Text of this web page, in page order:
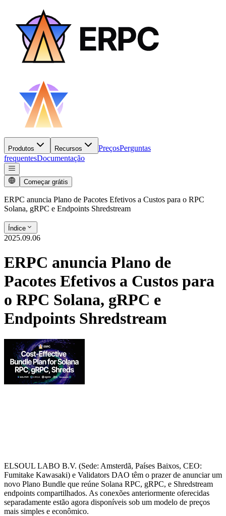
Produtos Recursos PreçosPerguntas
frequentesDocumentação
Começar grátis
ERPC anuncia Plano de Pacotes Efetivos a Custos para o RPC
Solana, gRPC e Endpoints Shredstream
Índice
2025.09.06
ERPC anuncia Plano de
Pacotes Efetivos a Custos para
o RPC Solana, gRPC e
Endpoints Shredstream
ELSOUL LABO B.V. (Sede: Amsterdã, Países Baixos, CEO:
Fumitake Kawasaki) e Validators DAO têm o prazer de anunciar um
novo Plano Bundle que reúne Solana RPC, gRPC, e Shredstream
endpoints compartilhados. As conexões anteriormente oferecidas
separadamente estão agora disponíveis sob um modelo de preços
mais simples e econômico.